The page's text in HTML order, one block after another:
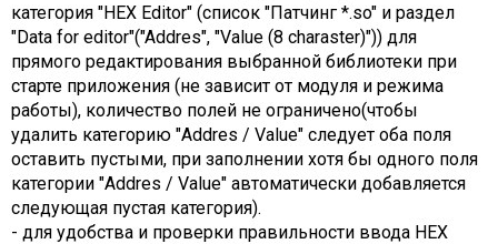
категория "HEX Editor" (список "Патчинг *.so" и раздел
"Data for editor"("Addres", "Value (8 charaster)")) для
прямого редактирования выбранной библиотеки при
старте приложения (не зависит от модуля и режима
работы), количество полей не ограничено(чтобы
удалить категорию "Addres / Value" следует оба поля
оставить пустыми, при заполнении хотя бы одного поля
категории "Addres / Value" автоматически добавляется
следующая пустая категория).
- для удобства и проверки правильности ввода HEX